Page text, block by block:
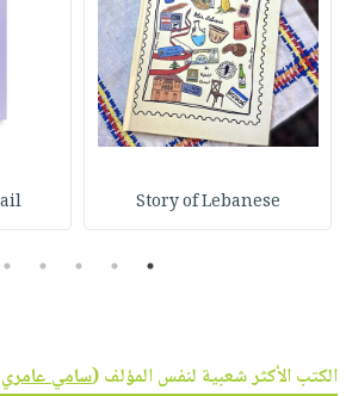
Story of Lebanese
1
2
3
4
5
الكتب الأكثر شعبية لنفس المؤلف (سامي عامري